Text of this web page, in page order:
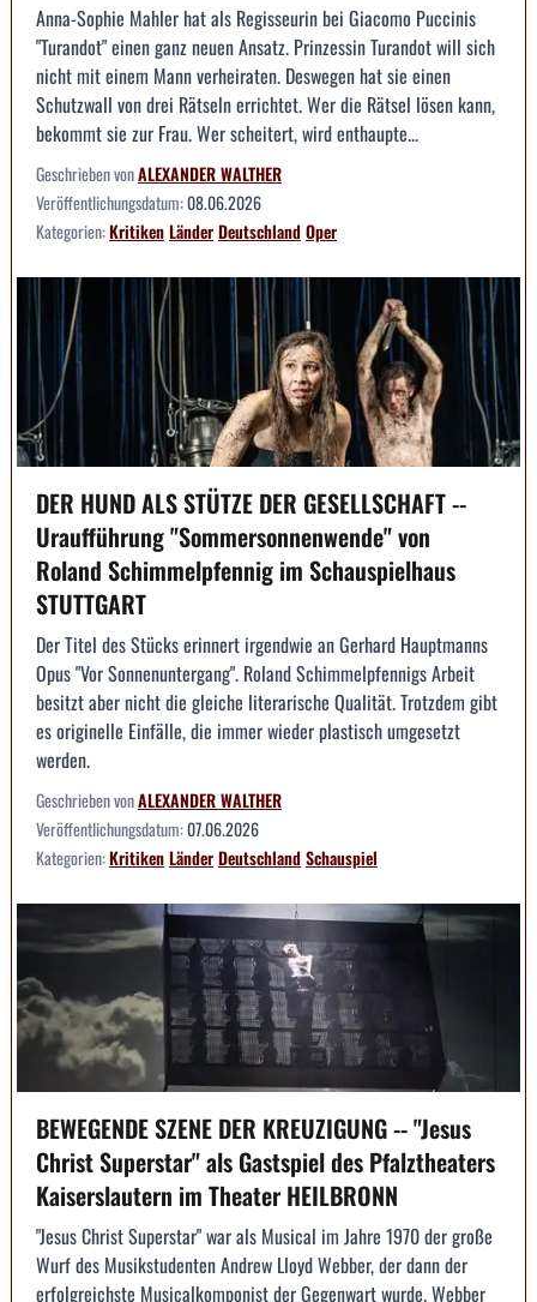
Anna-Sophie Mahler hat als Regisseurin bei Giacomo Puccinis
"Turandot" einen ganz neuen Ansatz. Prinzessin Turandot will sich
nicht mit einem Mann verheiraten. Deswegen hat sie einen
Schutzwall von drei Rätseln errichtet. Wer die Rätsel lösen kann,
bekommt sie zur Frau. Wer scheitert, wird enthaupte...
Geschrieben vonALEXANDER WALTHER
Veröffentlichungsdatum:08.06.2026
Kategorien:KritikenLänderDeutschlandOper
DER HUND ALS STÜTZE DER GESELLSCHAFT --
Uraufführung "Sommersonnenwende" von
Roland Schimmelpfennig im Schauspielhaus
STUTTGART
Der Titel des Stücks erinnert irgendwie an Gerhard Hauptmanns
Opus "Vor Sonnenuntergang". Roland Schimmelpfennigs Arbeit
besitzt aber nicht die gleiche literarische Qualität. Trotzdem gibt
es originelle Einfälle, die immer wieder plastisch umgesetzt
werden.
Geschrieben vonALEXANDER WALTHER
Veröffentlichungsdatum:07.06.2026
Kategorien:KritikenLänderDeutschlandSchauspiel
BEWEGENDE SZENE DER KREUZIGUNG -- "Jesus
Christ Superstar" als Gastspiel des Pfalztheaters
Kaiserslautern im Theater HEILBRONN
"Jesus Christ Superstar" war als Musical im Jahre 1970 der große
Wurf des Musikstudenten Andrew Lloyd Webber, der dann der
erfolgreichste Musicalkomponist der Gegenwart wurde. Webber